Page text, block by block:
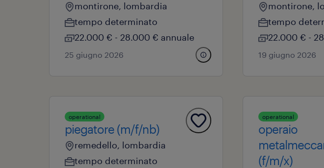
montirone, lombardia
tempo determinato
22.000 € - 28.000 € annuale
25 giugno 2026
montirone,
tempo
22.000 € -
19 giugno 2026
operational
piegatore (m/f/nb)
remedello, lombardia
tempo determinato
operational
operaio
(f/m/x)